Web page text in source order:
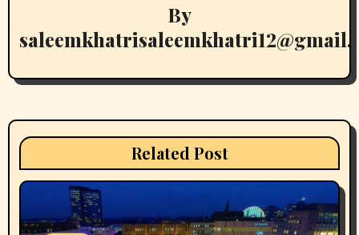
g
a
t
o
n
By
Related Post